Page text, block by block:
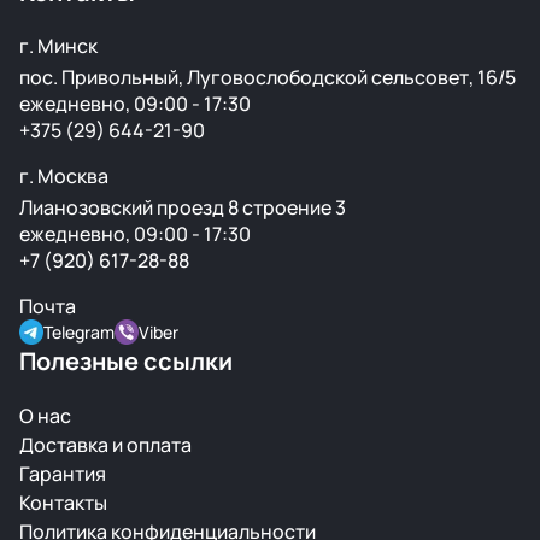
г. Минск
пос. Привольный, Луговослободской сельсовет, 16/5
ежедневно, 09:00 - 17:30
+375 (29) 644-21-90
г. Москва
Лианозовский проезд 8 строение 3
ежедневно, 09:00 - 17:30
+7 (920) 617-28-88
Почта
Telegram Viber
Полезные ссылки
О нас
Доставка и оплата
Гарантия
Контакты
Политика конфиденциальности